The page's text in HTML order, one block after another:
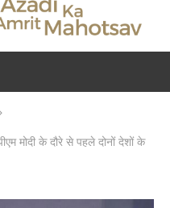
मोदी के दौरे से पहले दोनों देशों के